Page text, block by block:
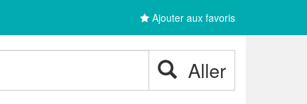
Ajouter aux favoris
Aller